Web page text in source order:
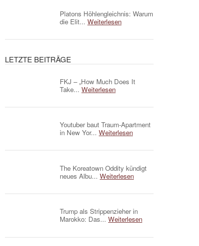
Platons Höhlengleichnis: Warum
die Elit... Weiterlesen
LETZTE BEITRÄGE
FKJ – „How Much Does It
Take... Weiterlesen
Youtuber baut Traum-Apartment
in New Yor... Weiterlesen
The Koreatown Oddity kündigt
neues Albu... Weiterlesen
Trump als Strippenzieher in
Marokko: Das... Weiterlesen